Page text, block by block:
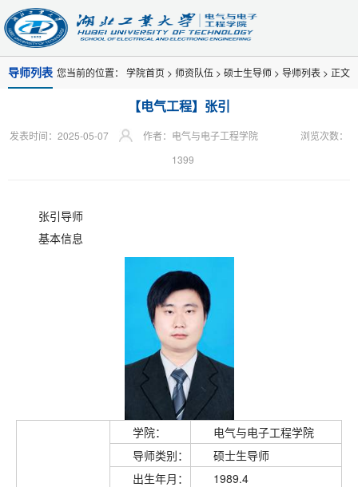
导师列表 您当前的位置： 学院首页 > 师资队伍 > 硕士生导师 > 导师列表 > 正文
【电气工程】张引
发表时间：2025-05-07 作者：电气与电子工程学院
浏览次数：
1399
张引导师
基本信息
学院：
电气与电子工程学院
导师类别：
硕士生导师
出生年月：
1989.4